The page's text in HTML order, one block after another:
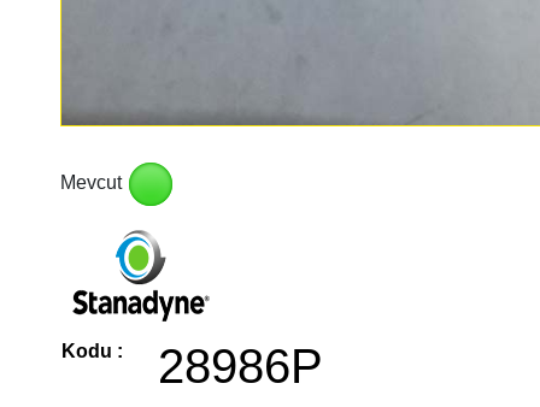
Mevcut
Kodu : 28986P